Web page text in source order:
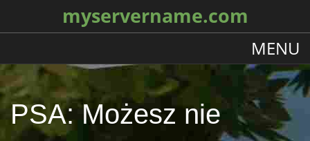
myservername.com
MENU
PSA: Możesz nie